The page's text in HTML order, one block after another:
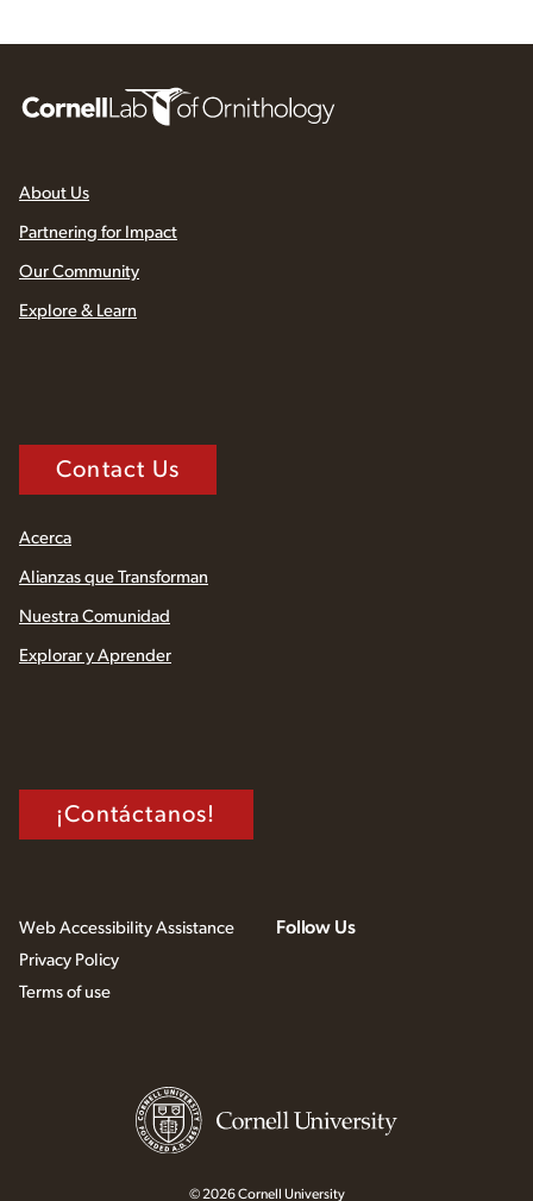
About Us
Partnering for Impact
Our Community
Explore & Learn
Contact Us
Acerca
Alianzas que Transforman
Nuestra Comunidad
Explorar y Aprender
¡Contáctanos!
Web Accessibility Assistance
Privacy Policy
Terms of use
Follow Us
© 2026 Cornell University